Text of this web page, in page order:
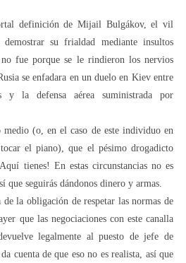
definición de Mijail Bulgákov, el vil
su frialdad mediante insultos
fue porque se le rindieron los nervios
se enfadara en un duelo en Kiev entre
y la defensa aérea suministrada por
(o, en el caso de este individuo en
el piano), que el pésimo drogadicto
tienes! En estas circunstancias no es
que seguirás dándonos dinero y armas.
la obligación de respetar las normas de
que las negociaciones con este canalla
legalmente al puesto de jefe de
cuenta de que eso no es realista, así que